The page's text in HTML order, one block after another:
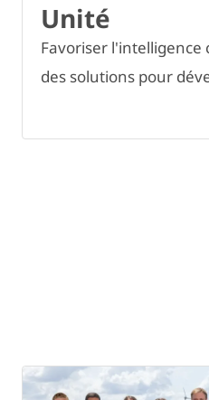
Unité
Favoriser l'intelligence
des solutions pour